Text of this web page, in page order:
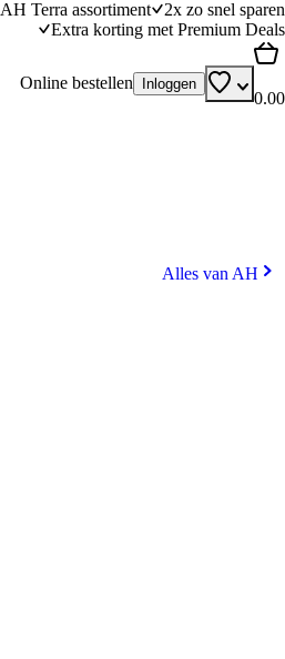
Terra assortiment
2x zo snel sparen
Extra korting met Premium Deals
Online bestellen Inloggen
0.00
Alles van AH